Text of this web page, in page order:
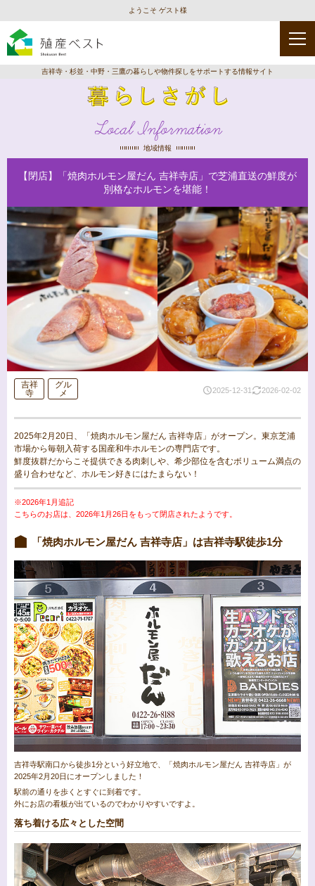
ようこそ ゲスト様
吉祥寺・杉並・中野・三鷹の暮らしや物件探しをサポートする情報サイト
Local Information
地域情報
【閉店】「焼肉ホルモン屋だん 吉祥寺店」で芝浦直送の鮮度が
別格なホルモンを堪能！
吉祥
寺
グル
メ
2025-12-31 2026-02-02
2025年2月20日、「焼肉ホルモン屋だん 吉祥寺店」がオープン。東京芝浦
市場から毎朝入荷する国産和牛ホルモンの専門店です。
鮮度抜群だからこそ提供できる肉刺しや、希少部位を含むボリューム満点の
盛り合わせなど、ホルモン好きにはたまらない！
※2026年1月追記
こちらのお店は、2026年1月26日をもって閉店されたようです。
「焼肉ホルモン屋だん 吉祥寺店」は吉祥寺駅徒歩1分
吉祥寺駅南口から徒歩1分という好立地で、「焼肉ホルモン屋だん 吉祥寺店」が
2025年2月20日にオープンしました！
駅前の通りを歩くとすぐに到着です。
外にお店の看板が出ているのでわかりやすいですよ。
落ち着ける広々とした空間